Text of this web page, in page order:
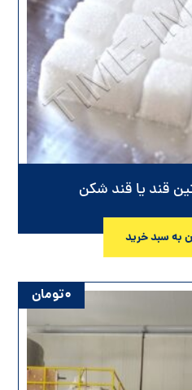
قند یا قند شکن
به سبد خرید
۰تومان